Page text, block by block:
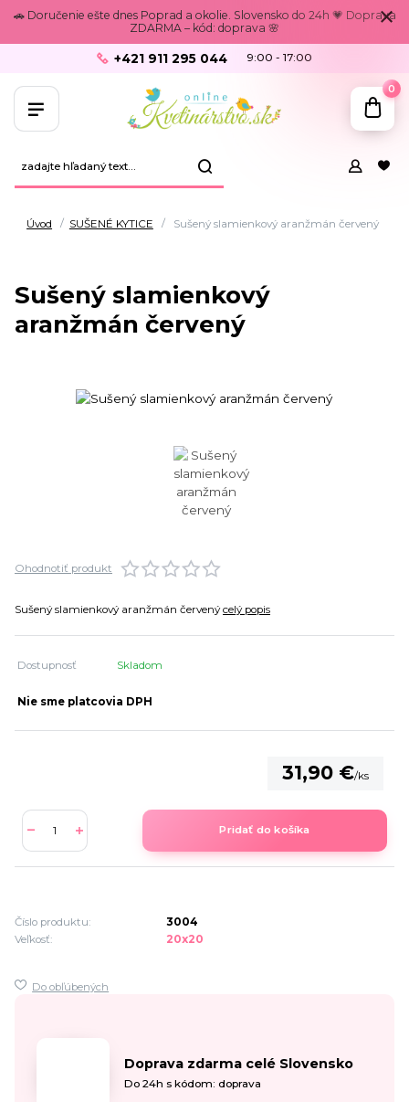
🚗 Doručenie ešte dnes Poprad a okolie. Slovensko do 24h 💗 Doprava
ZDARMA – kód: doprava 🌸
+421 911 295 044 9:00 - 17:00
0
Úvod SUŠENÉ KYTICE Sušený slamienkový aranžmán červený
Sušený slamienkový
aranžmán červený
Ohodnotiť produkt
Sušený slamienkový aranžmán červenýcelý popis
Dostupnosť Skladom
Nie sme platcovia DPH
31,90 €/ks
Pridať do košíka
Číslo produktu:
3004
Veľkosť:
20x20
Do obľúbených
Doprava zdarma celé Slovensko
Do 24h s kódom: doprava